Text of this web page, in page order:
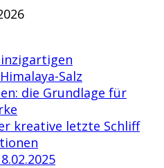
Salz
die Grundlage für
kreative letzte Schliff